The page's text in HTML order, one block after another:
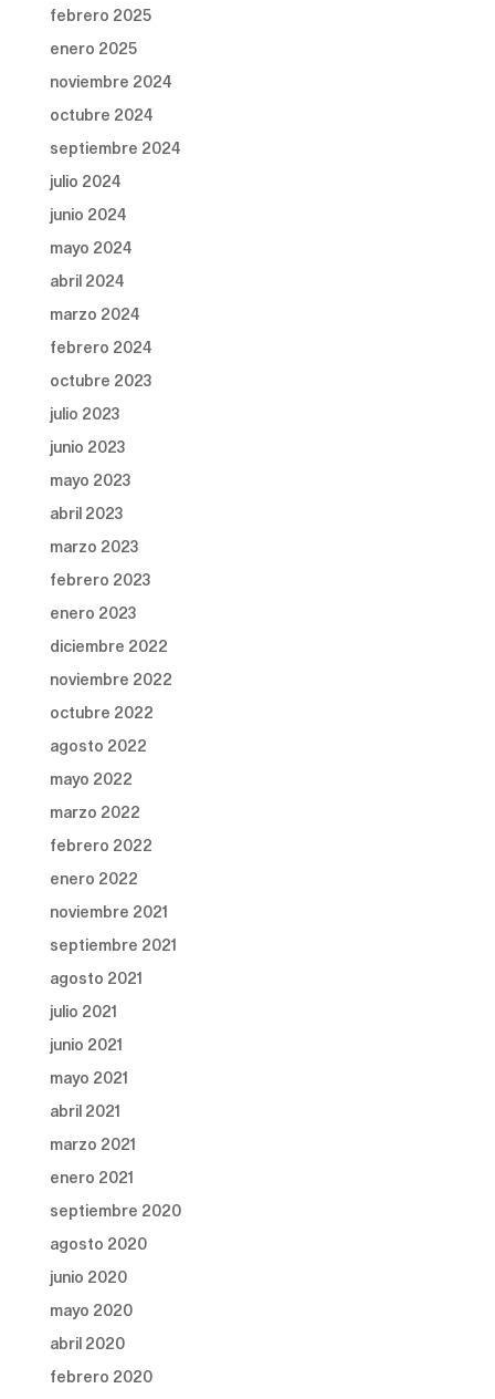
febrero 2025
enero 2025
noviembre 2024
octubre 2024
septiembre 2024
julio 2024
junio 2024
mayo 2024
abril 2024
marzo 2024
febrero 2024
octubre 2023
julio 2023
junio 2023
mayo 2023
abril 2023
marzo 2023
febrero 2023
enero 2023
diciembre 2022
noviembre 2022
octubre 2022
agosto 2022
mayo 2022
marzo 2022
febrero 2022
enero 2022
noviembre 2021
septiembre 2021
agosto 2021
julio 2021
junio 2021
mayo 2021
abril 2021
marzo 2021
enero 2021
septiembre 2020
agosto 2020
junio 2020
mayo 2020
abril 2020
febrero 2020